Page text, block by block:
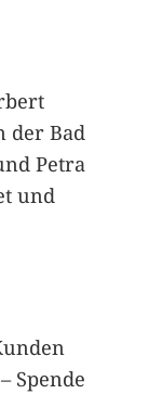
der Bad
Petra
und
Spende